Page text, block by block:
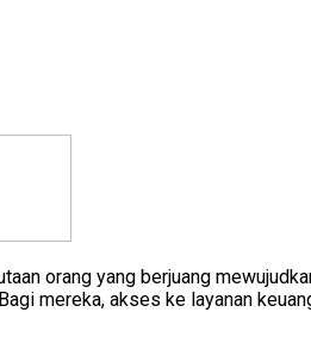
orang yang berjuang
mereka, akses ke layanan